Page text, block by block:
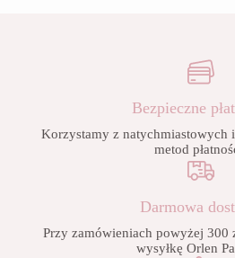
Bezpieczne
Korzystamy z natychmiastowych
metod
Darmowa
Przy zamówieniach powyżej 300
wysyłkę Orlen